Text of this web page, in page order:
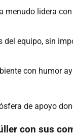
menudo lidera
del equipo, sin
con humor
de apoyo
con sus